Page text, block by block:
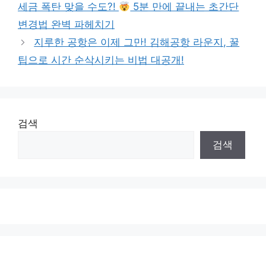
세금 폭탄 맞을 수도?!
5분 만에 끝내는 초간단
변경법 완벽 파헤치기
지루한 공항은 이제 그만! 김해공항 라운지, 꿀
팁으로 시간 순삭시키는 비법 대공개!
검색
검색